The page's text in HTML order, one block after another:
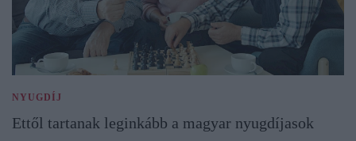
NYUGDÍJ
Ettől tartanak leginkább a magyar nyugdíjasok